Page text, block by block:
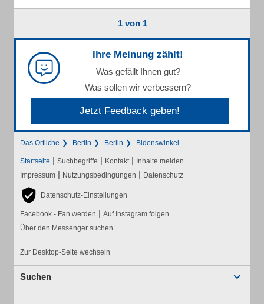
1 von 1
Ihre Meinung zählt!
Was gefällt Ihnen gut?
Was sollen wir verbessern?
Jetzt Feedback geben!
Das Örtliche Berlin Berlin Bidenswinkel
Startseite | Suchbegriffe | Kontakt | Inhalte melden
Impressum | Nutzungsbedingungen | Datenschutz
Datenschutz-Einstellungen
Facebook - Fan werden | Auf Instagram folgen
Über den Messenger suchen
Zur Desktop-Seite wechseln
Suchen